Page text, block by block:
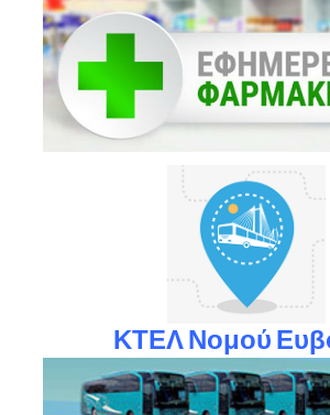
ΚΤΕΛ Νομού